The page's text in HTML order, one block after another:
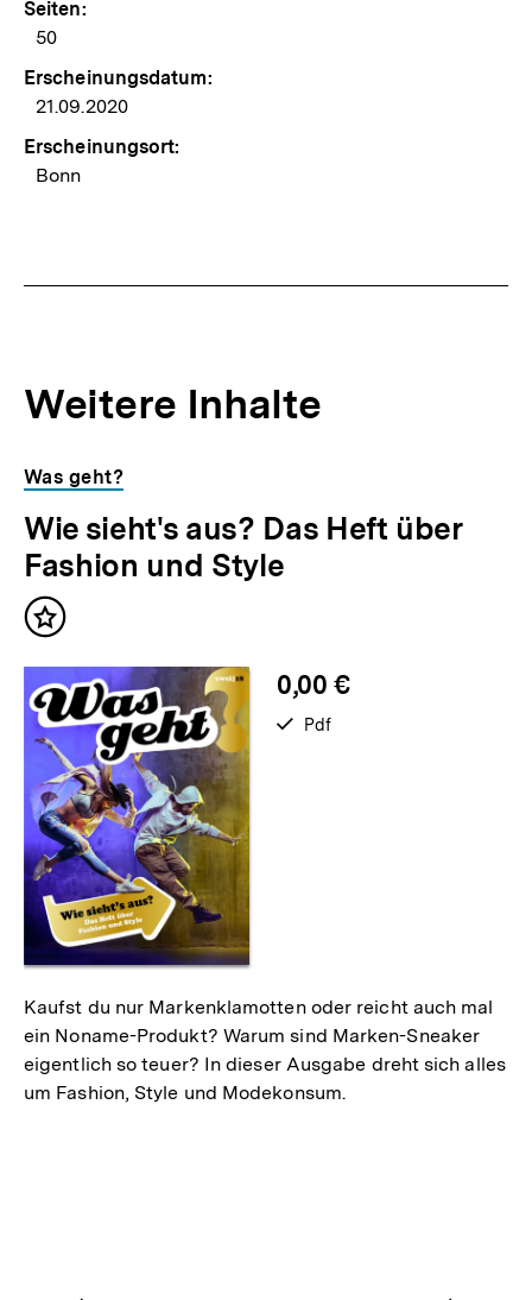
Seiten:
50
Erscheinungsdatum:
21.09.2020
Erscheinungsort:
Bonn
Weitere Inhalte
Inhaltskarousell
für
weitere
Inhalte
Inhaltskarussell
überspringen
Was geht?
Wie sieht's aus? Das Heft über
Fashion und Style
Inhalt
0,00 €
verfügbar
Pdf
Kaufst du nur Markenklamotten oder reicht auch mal
ein Noname-Produkt? Warum sind Marken-Sneaker
eigentlich so teuer? In dieser Ausgabe dreht sich alles
um Fashion, Style und Modekonsum.